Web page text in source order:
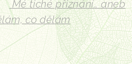
Mé tiché přiznání… aneb
co dělám